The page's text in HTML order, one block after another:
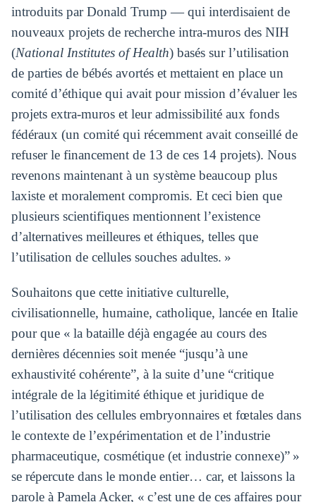
introduits par Donald Trump — qui interdisaient de
nouveaux projets de recherche intra-muros des NIH
(National Institutes of Health) basés sur l’utilisation
de parties de bébés avortés et mettaient en place un
comité d’éthique qui avait pour mission d’évaluer les
projets extra-muros et leur admissibilité aux fonds
fédéraux (un comité qui récemment avait conseillé de
refuser le financement de 13 de ces 14 projets). Nous
revenons maintenant à un système beaucoup plus
laxiste et moralement compromis. Et ceci bien que
plusieurs scientifiques mentionnent l’existence
d’alternatives meilleures et éthiques, telles que
l’utilisation de cellules souches adultes. »
Souhaitons que cette initiative culturelle,
civilisationnelle, humaine, catholique, lancée en Italie
pour que « la bataille déjà engagée au cours des
dernières décennies soit menée “jusqu’à une
exhaustivité cohérente”, à la suite d’une “critique
intégrale de la légitimité éthique et juridique de
l’utilisation des cellules embryonnaires et fœtales dans
le contexte de l’expérimentation et de l’industrie
pharmaceutique, cosmétique (et industrie connexe)” »
se répercute dans le monde entier… car, et laissons la
parole à Pamela Acker, « c’est une de ces affaires pour